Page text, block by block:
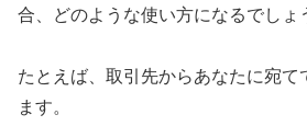
合、どのような使い方になるでしょ
たとえば、取引先からあなたに宛て
ます。